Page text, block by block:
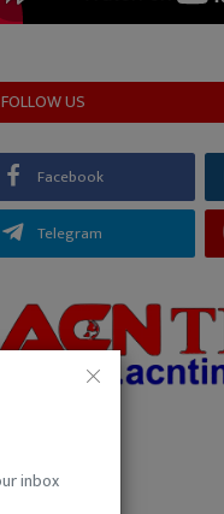
inbox
FOLLOW US
Facebook
Telegram